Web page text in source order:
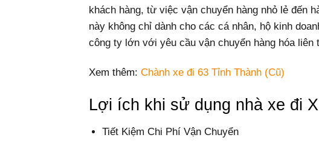
khách hàng, từ việc vận chuyển hàng nhỏ lẻ đến
này không chỉ dành cho các cá nhân, hộ kinh
công ty lớn với yêu cầu vận chuyển hàng hóa liên
Xem thêm: Chành xe đi 63 Tỉnh Thành (Cũ)
Lợi ích khi sử dụng nhà xe đi
Tiết Kiệm Chi Phí Vận Chuyển